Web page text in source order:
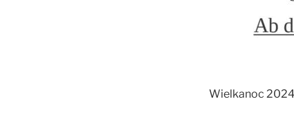
Wielkanoc 2024